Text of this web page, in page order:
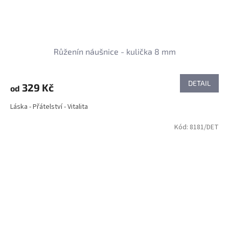
Růženín náušnice - kulička 8 mm
od 329 Kč DETAIL
Láska - Přátelství - Vitalita
Kód: 8181/DET